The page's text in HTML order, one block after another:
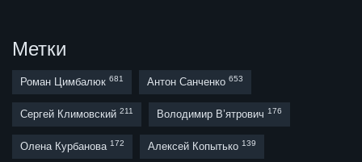
Метки
Роман Цимбалюк 681 Антон Санченко 653
Сергей Климовский 211 Володимир В’ятрович 176
Олена Курбанова 172 Алексей Копытько 139